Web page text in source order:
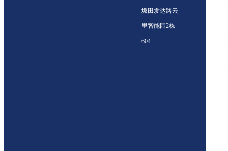
坂田发达路云
里智能园2栋
604